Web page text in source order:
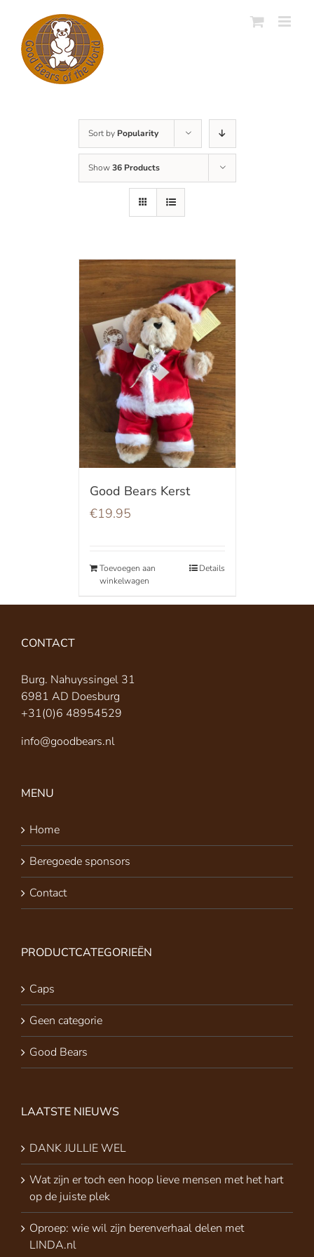
content
Sort by Popularity
Show36 Products
Good Bears Kerst
€19.95
Toevoegen aan
winkelwagen
Details
CONTACT
Burg. Nahuyssingel 31
6981 AD Doesburg
+31(0)6 48954529
info@goodbears.nl
MENU
Home
Beregoede sponsors
Contact
PRODUCTCATEGORIEËN
Caps
Geen categorie
Good Bears
LAATSTE NIEUWS
DANK JULLIE WEL
Wat zijn er toch een hoop lieve mensen met het hart
op de juiste plek
Oproep: wie wil zijn berenverhaal delen met
LINDA.nl